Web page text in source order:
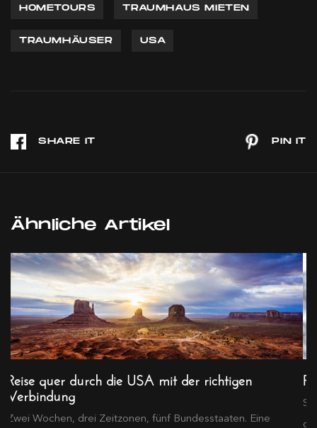
HOMETOURS TRAUMHAUS MIETEN
TRAUMHÄUSER USA
Ähnliche Artikel
Reise quer durch die USA mit der richtigen
Verbindung
Zwei Wochen, drei Zeitzonen, fünf Bundesstaaten. Eine